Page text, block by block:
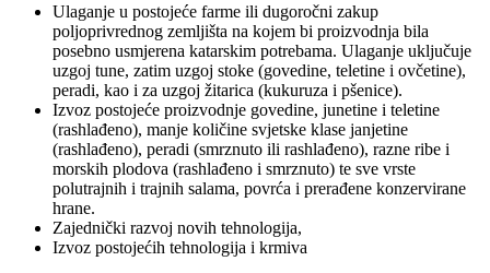
Ulaganje u postojeće farme ili dugoročni zakup
poljoprivrednog zemljišta na kojem bi proizvodnja bila
posebno usmjerena katarskim potrebama. Ulaganje uključuje
uzgoj tune, zatim uzgoj stoke (govedine, teletine i ovčetine),
peradi, kao i za uzgoj žitarica (kukuruza i pšenice).
Izvoz postojeće proizvodnje govedine, junetine i teletine
(rashlađeno), manje količine svjetske klase janjetine
(rashlađeno), peradi (smrznuto ili rashlađeno), razne ribe i
morskih plodova (rashlađeno i smrznuto) te sve vrste
polutrajnih i trajnih salama, povrća i prerađene konzervirane
hrane.
Zajednički razvoj novih tehnologija,
Izvoz postojećih tehnologija i krmiva